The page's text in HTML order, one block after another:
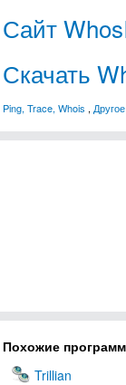
Сайт
Скачать
Ping, Trace, Whois , Другое
Похожие
Trillian